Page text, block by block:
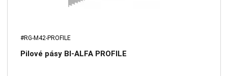
#RG-M42-PROFILE
Pilové pásy BI-ALFA PROFILE